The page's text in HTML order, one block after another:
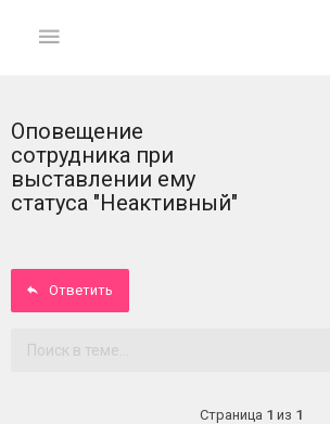
ГЛАВНАЯ
На
главную
Вход
Оповещение
сотрудника при
выставлении ему
статуса "Неактивный"
Ответить
Страница 1 из 1